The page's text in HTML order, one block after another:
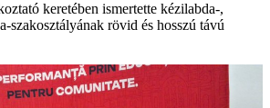
keretében ismertette kézilabda-,
szakosztályának rövid és hosszú távú